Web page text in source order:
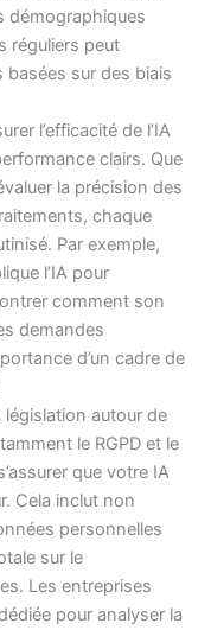
démographiques
réguliers peut
sur des biais
l’efficacité de l’IA
clairs. Que
la précision des
chaque
Par exemple,
l’IA pour
comment son
demandes
d’un cadre de
autour de
le RGPD et le
que votre IA
Cela inclut non
personnelles
sur le
Les entreprises
pour analyser la